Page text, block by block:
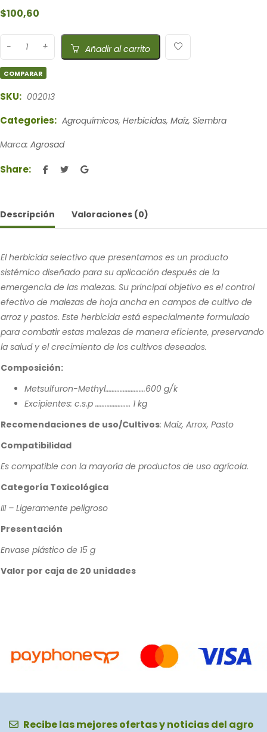
$100,60
Añadir al carrito
COMPARAR
SKU: 002013
Categories: Agroquímicos, Herbicidas, Maíz, Siembra
Marca: Agrosad
Share:
Descripción Valoraciones (0)
El herbicida selectivo que presentamos es un producto
sistémico diseñado para su aplicación después de la
emergencia de las malezas. Su principal objetivo es el control
efectivo de malezas de hoja ancha en campos de cultivo de
arroz y pastos. Este herbicida está especialmente formulado
para combatir estas malezas de manera eficiente, preservando
la salud y el crecimiento de los cultivos deseados.
Composición:
Metsulfuron-Methyl…………………….600 g/k
Excipientes: c.s.p …….…………… 1 kg
Recomendaciones de uso/Cultivos: Maíz, Arrox, Pasto
Compatibilidad
Es compatible con la mayoría de productos de uso agrícola.
Categoría Toxicológica
III – Ligeramente peligroso
Presentación
Envase plástico de 15 g
Valor por caja de 20 unidades
Recibe las mejores ofertas y noticias del agro